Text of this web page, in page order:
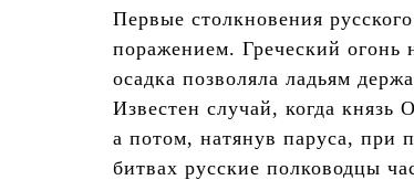
Первые столкновения
поражением. Греческий
осадка позволяла ладьям
Известен случай, когда князь
а потом, натянув паруса, при
битвах русские полководцы